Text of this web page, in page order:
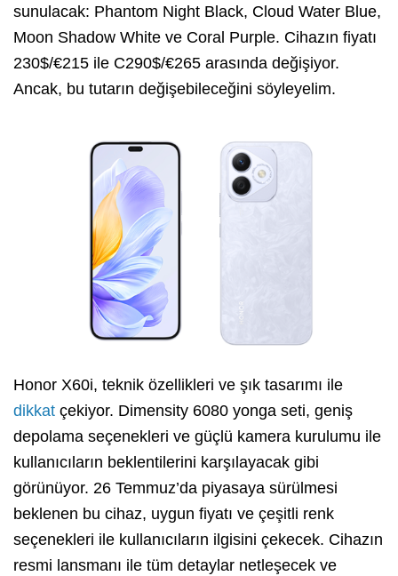
sunulacak: Phantom Night Black, Cloud Water Blue,
Moon Shadow White ve Coral Purple. Cihazın fiyatı
230$/€215 ile C290$/€265 arasında değişiyor.
Ancak, bu tutarın değişebileceğini söyleyelim.
Honor X60i, teknik özellikleri ve şık tasarımı ile
dikkat çekiyor. Dimensity 6080 yonga seti, geniş
depolama seçenekleri ve güçlü kamera kurulumu ile
kullanıcıların beklentilerini karşılayacak gibi
görünüyor. 26 Temmuz’da piyasaya sürülmesi
beklenen bu cihaz, uygun fiyatı ve çeşitli renk
seçenekleri ile kullanıcıların ilgisini çekecek. Cihazın
resmi lansmanı ile tüm detaylar netleşecek ve